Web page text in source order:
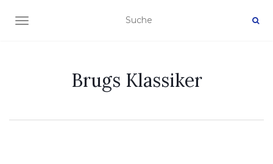
NAVIGATION EIN-/AUSSCHALTEN
Brugs Klassiker